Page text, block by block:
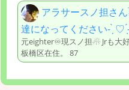
アラサースノ担さ
達になってください- ̗̀ ♡
元eighter♾現スノ担☃︎ Jrも大好
板橋区在住。 87